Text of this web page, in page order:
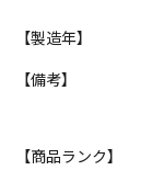
【製造年】
【備考】
【商品ランク】